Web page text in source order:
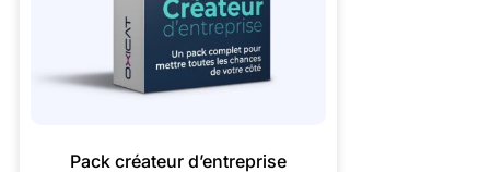
Pack créateur d’entreprise